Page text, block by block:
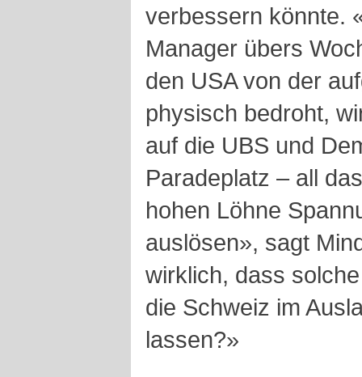
verbessern könnte.
Manager übers
den USA von der
physisch bedroht,
auf die UBS und
Paradeplatz – all
hohen Löhne
auslösen», sagt
wirklich, dass
die Schweiz im
lassen?»